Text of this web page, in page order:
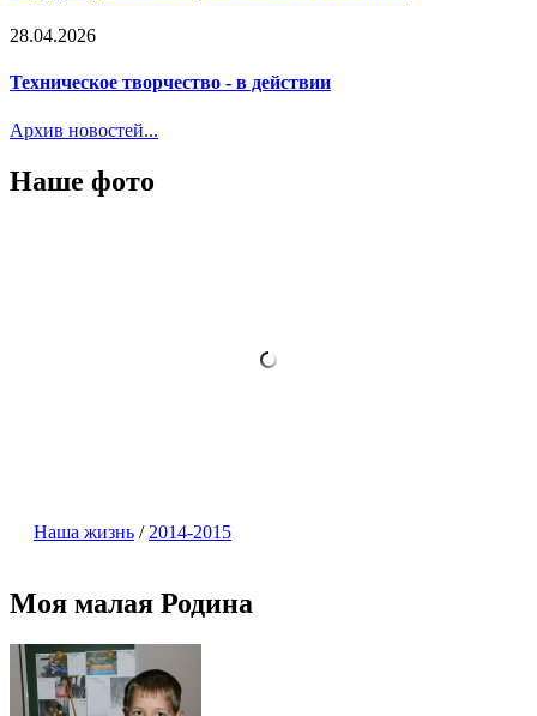
28.04.2026
Техническое творчество - в действии
Архив новостей...
Наше фото
Наша жизнь / 2014-2015
Моя малая Родина